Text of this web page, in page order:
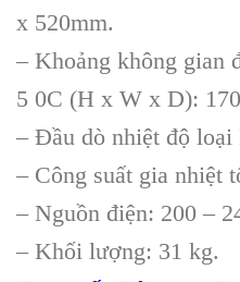
x 520mm.
– Khoảng không gian
5 0C (H x W x D):
– Đầu dò nhiệt độ loại
– Công suất gia nhiệt
– Nguồn điện: 200 –
– Khối lượng: 31 kg.